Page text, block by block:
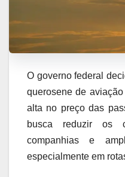
O governo federal
querosene de
alta no preço das
busca reduzir os
companhias e
especialmente em